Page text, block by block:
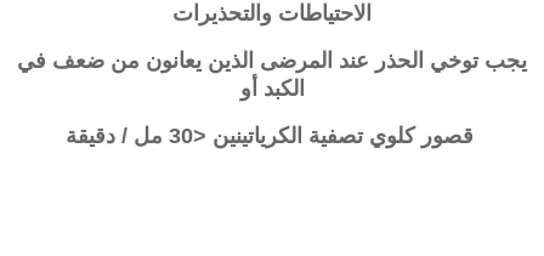
الاحتياطات والتحذيرات
يجب توخي الحذر عند المرضى الذين يعانون من ضعف في
الكبد أو
قصور كلوي تصفية الكرياتينين <30 مل / دقيقة